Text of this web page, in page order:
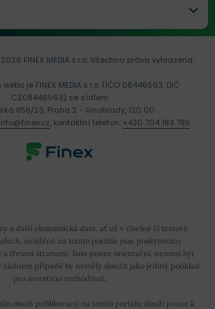
a další ekonomická data, ať už v číselné či textové
uváděné na tomto portálu jsou poskytovány
třetími stranami. Jsou pouze orientační, nemusí být
žádném případě by neměly sloužit jako jediný podklad
pro investiční rozhodnutí.
obsah publikovaný na tomto portálu slouží pouze k
FINEX MEDIA s.r.o.Všechna práva vyhrazena.
je FINEX MEDIA s.r.o. (IČO 08446563, DIČ
CZ08446563) se sídlem
858/23, Praha 2 - Vinohrady, 120 00
info@finex.cz, kontaktní telefon: +420 704 183 785